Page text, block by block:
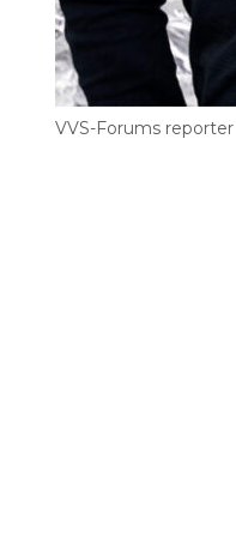
VVS-Forums